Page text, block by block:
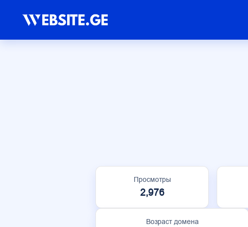
Просмотры
2,976
Возраст домена